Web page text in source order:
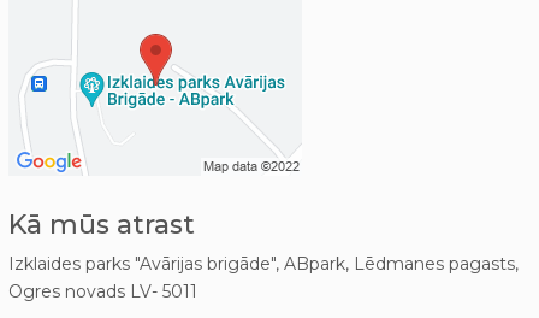
Kā mūs atrast
Izklaides parks "Avārijas brigāde", ABpark, Lēdmanes pagasts,
Ogres novads LV- 5011